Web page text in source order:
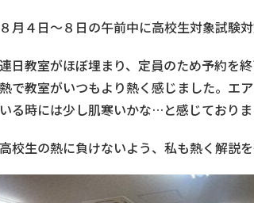
８月４日～８日の午前中に高校生対象試験
連日教室がほぼ埋まり、定員のため予約を
熱で教室がいつもより熱く感じました。エ
いる時には少し肌寒いかな…と感じており
高校生の熱に負けないよう、私も熱く解説